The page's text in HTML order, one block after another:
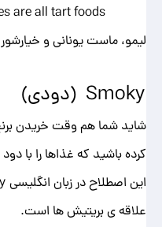
are all tart foods
لیمو، ماست یونانی و‌
Smoky (دودی)
شاید شما هم وقت خریدن
کرده باشید که غذاها را با
علاقه ی بریتیش ها است.